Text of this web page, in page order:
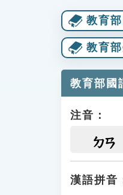
教育
教育
教育部國
注音：
ㄉㄢ
漢語拼音